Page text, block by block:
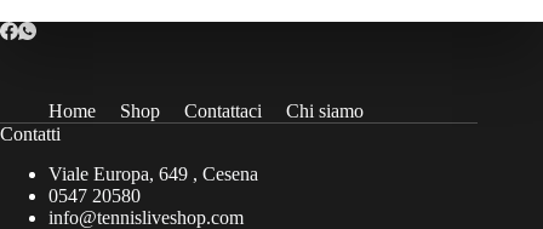
Home Shop Contattaci
Chi siamo
Contatti
Viale Europa, 649 , Cesena
0547 20580
info@tennisliveshop.com